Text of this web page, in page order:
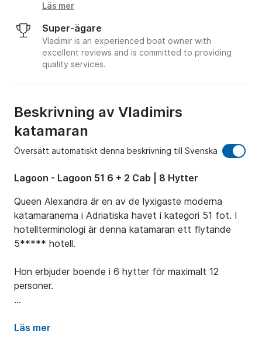
Läs mer
Super-ägare
Vladimir is an experienced boat owner with
excellent reviews and is committed to providing
quality services.
Beskrivning av Vladimirs
katamaran
Översätt automatiskt denna beskrivning till Svenska
Lagoon - Lagoon 51 6 + 2 Cab | 8 Hytter
Queen Alexandra är en av de lyxigaste moderna
katamaranerna i Adriatiska havet i kategori 51 fot. I
hotellterminologi är denna katamaran ett flytande
5***** hotell.
Hon erbjuder boende i 6 hytter för maximalt 12
personer.
prestanda erbjuder också en fantastisk plats att
Läs mer